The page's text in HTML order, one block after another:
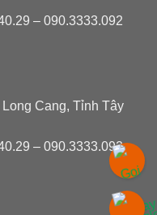
– 090.3333.092
Cang, Tỉnh Tây
– 090.3333.092